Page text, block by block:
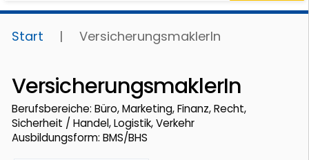
Start | VersicherungsmaklerIn
VersicherungsmaklerIn
Berufsbereiche: Büro, Marketing, Finanz, Recht,
Sicherheit / Handel, Logistik, Verkehr
Ausbildungsform: BMS/BHS